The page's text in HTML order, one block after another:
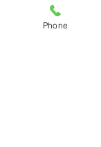
fechada (tudo
(código:A270625)
Phone